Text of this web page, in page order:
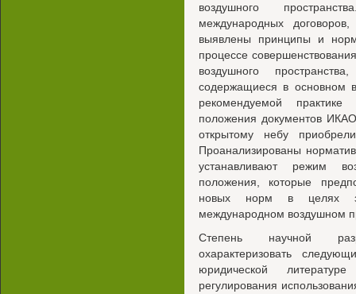
воздушного
международных
выявлены принципы и
процессе
воздушного
содержащиеся в основном
рекомендуемой
положения документов
открытому небу
Проанализированы
устанавливают режим
положения, которые
новых норм в целях
международном воздушном
Степень научной
охарактеризовать
юридической
регулирования